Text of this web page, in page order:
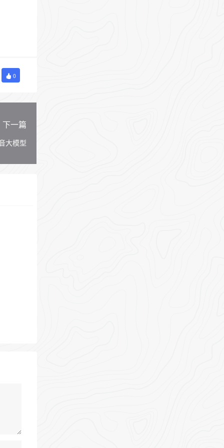
0
下一篇
大模型